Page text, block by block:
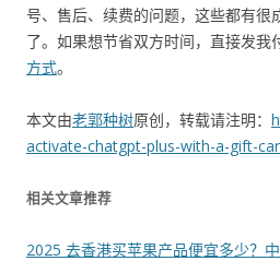
号、售后、续费的问题，这些都有很
了。如果想节省双方时间，直接发我
方式。
本文由老郭种树原创，转载请注明：
activate-chatgpt-plus-with-a-gift-
相关文章推荐
2025 去香港买苹果产品便宜多少？